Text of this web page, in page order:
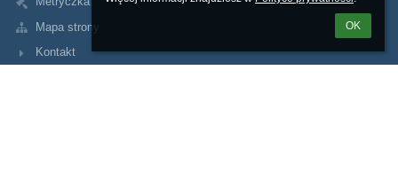
OK
Mapa strony
Kontakt